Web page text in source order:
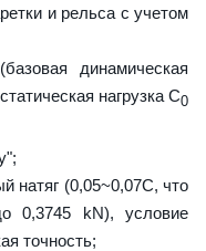
и рельса с учетом
динамическая
нагрузка С0
натяг (0,05~0,07C, что
0,3745 kN), условие
точность;